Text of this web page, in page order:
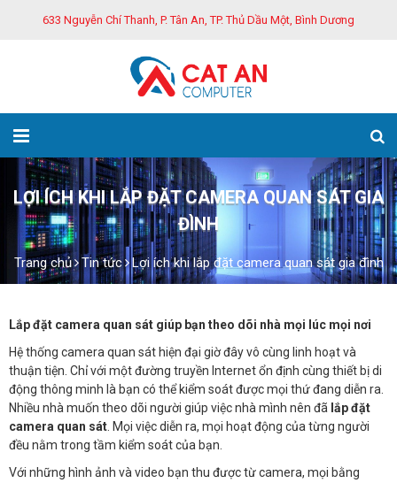
633 Nguyễn Chí Thanh, P. Tân An, TP. Thủ Dầu Một, Bình Dương
LỢI ÍCH KHI LẮP ĐẶT CAMERA QUAN SÁT GIA
ĐÌNH
Trang chủ Tin tức Lợi ích khi lắp đặt camera quan sát gia đình
Lắp đặt camera quan sát giúp bạn theo dõi nhà mọi lúc mọi nơi
Hệ thống camera quan sát hiện đại giờ đây vô cùng linh hoạt và
thuận tiện. Chỉ với một đường truyền Internet ổn định cùng thiết bị di
động thông minh là bạn có thể kiểm soát được mọi thứ đang diễn ra.
Nhiều nhà muốn theo dõi người giúp việc nhà mình nên đã lắp đặt
camera quan sát . Mọi việc diễn ra, mọi hoạt động của từng người
đều nằm trong tầm kiểm soát của bạn.
Với những hình ảnh và video bạn thu được từ camera, mọi bằng